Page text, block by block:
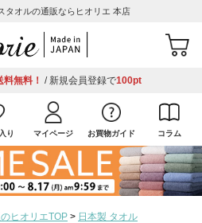
タオルの通販ならヒオリエ 本店
料無料！ / 新規会員登録で100pt
り マイページ お買物ガイド コラム
ヒオリエTOP
日本製 タオル